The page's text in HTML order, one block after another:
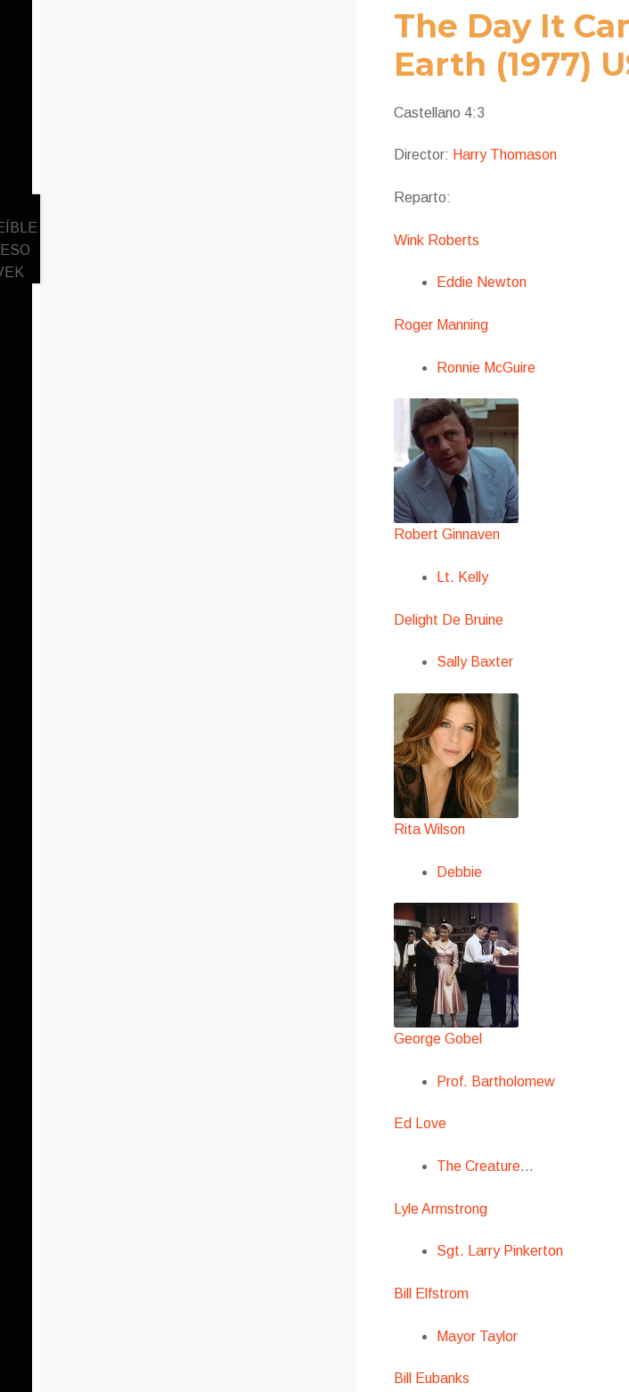
The Day It
Earth (1977)
Castellano 4:3
Director: Harry Thomason
Reparto:
Wink Roberts
Eddie Newton
Roger Manning
Ronnie McGuire
Robert Ginnaven
Lt. Kelly
Delight De Bruine
Sally Baxter
Rita Wilson
Debbie
George Gobel
Prof. Bartholomew
Ed Love
The Creature…
Lyle Armstrong
Sgt. Larry Pinkerton
Bill Elfstrom
Mayor Taylor
Bill Eubanks